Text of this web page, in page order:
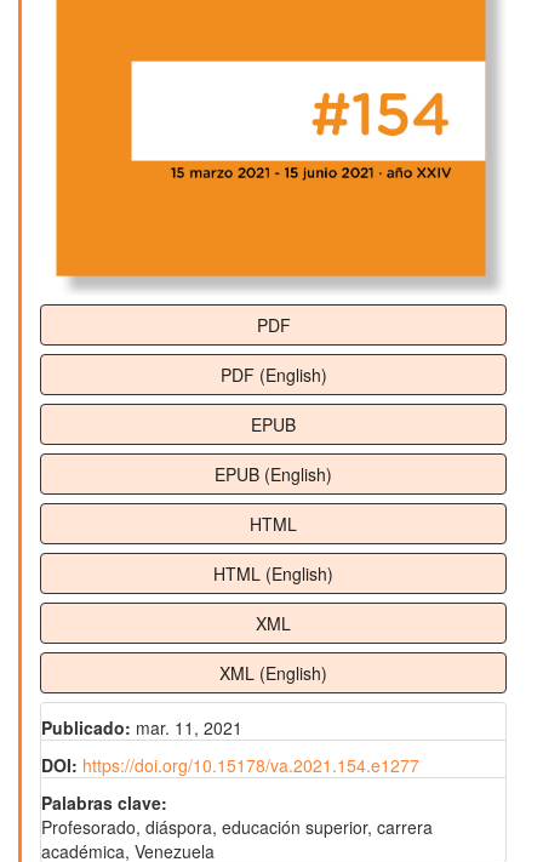
PDF
PDF (English)
EPUB
EPUB (English)
HTML
HTML (English)
XML
XML (English)
Publicado: mar. 11, 2021
DOI: https://doi.org/10.15178/va.2021.154.e1277
Palabras clave:
Profesorado, diáspora, educación superior, carrera
académica, Venezuela